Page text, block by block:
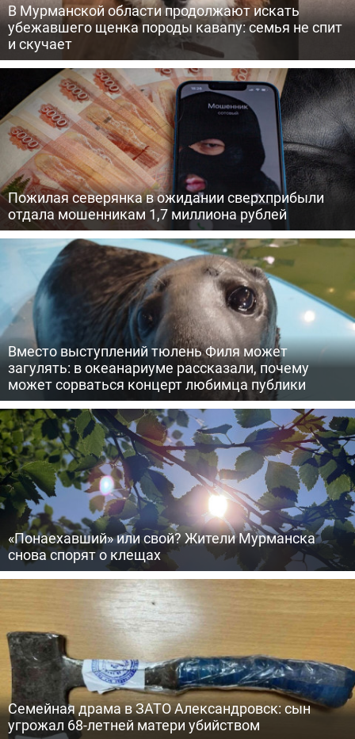
В Мурманской области продолжают искать
убежавшего щенка породы кавапу: семья не спит
и скучает
Пожилая северянка в ожидании сверхприбыли
отдала мошенникам 1,7 миллиона рублей
Вместо выступлений тюлень Филя может
загулять: в океанариуме рассказали, почему
может сорваться концерт любимца публики
«Понаехавший» или свой? Жители Мурманска
снова спорят о клещах
Семейная драма в ЗАТО Александровск: сын
угрожал 68-летней матери убийством